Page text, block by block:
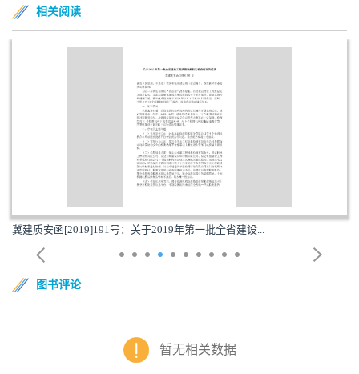
相关阅读
冀建质安函[2019]191号：关于2019年第一批全省建设...
图书评论
暂无相关数据